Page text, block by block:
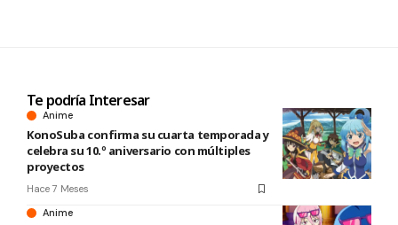
Te podría Interesar
Anime
KonoSuba confirma su cuarta temporada y
celebra su 10.º aniversario con múltiples
proyectos
Hace 7 Meses
Anime